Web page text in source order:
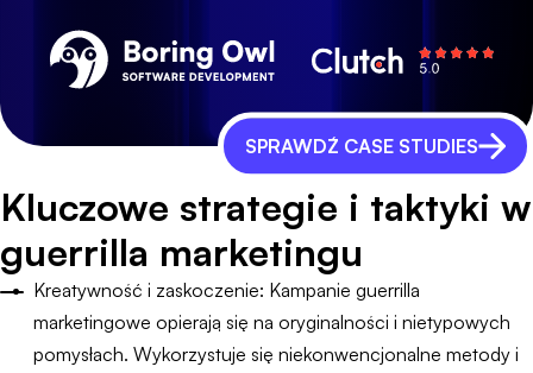
SPRAWDŹ CASE STUDIES
Kluczowe strategie i taktyki w
guerrilla marketingu
Kreatywność i zaskoczenie: Kampanie guerrilla
marketingowe opierają się na oryginalności i nietypowych
pomysłach. Wykorzystuje się niekonwencjonalne metody i